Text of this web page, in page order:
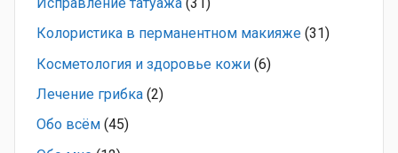
Колористика в перманентном макияже (31)
Косметология и здоровье кожи (6)
Лечение грибка (2)
Обо всём (45)